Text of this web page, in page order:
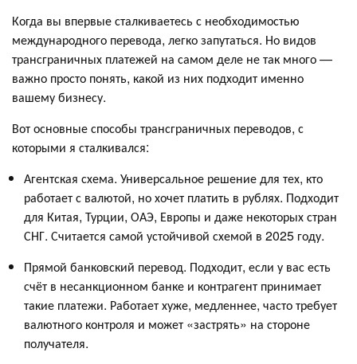
Когда вы впервые сталкиваетесь с необходимостью
международного перевода, легко запутаться. Но видов
трансграничных платежей на самом деле не так много —
важно просто понять, какой из них подходит именно
вашему бизнесу.
Вот основные способы трансграничных переводов, с
которыми я сталкивался:
Агентская схема. Универсальное решение для тех, кто
работает с валютой, но хочет платить в рублях. Подходит
для Китая, Турции, ОАЭ, Европы и даже некоторых стран
СНГ. Считается самой устойчивой схемой в 2025 году.
Прямой банковский перевод. Подходит, если у вас есть
счёт в несанкционном банке и контрагент принимает
такие платежи. Работает хуже, медленнее, часто требует
валютного контроля и может «застрять» на стороне
получателя.